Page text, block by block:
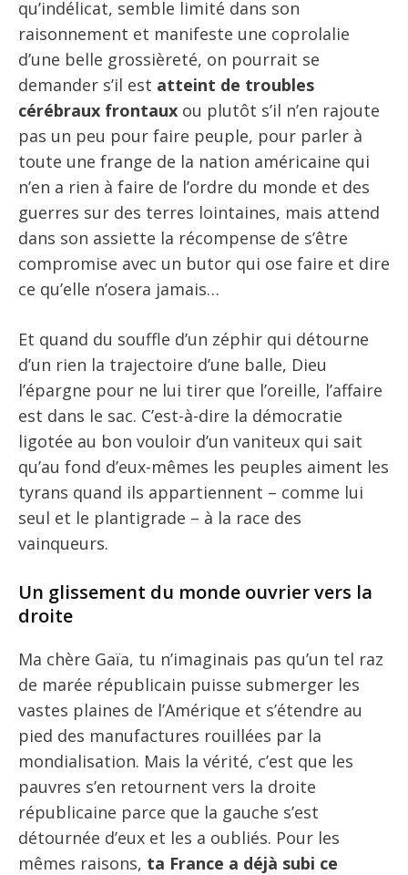
qu’indélicat, semble limité dans son
raisonnement et manifeste une coprolalie
d’une belle grossièreté, on pourrait se
demander s’il est atteint de troubles
cérébraux frontaux ou plutôt s’il n’en rajoute
pas un peu pour faire peuple, pour parler à
toute une frange de la nation américaine qui
n’en a rien à faire de l’ordre du monde et des
guerres sur des terres lointaines, mais attend
dans son assiette la récompense de s’être
compromise avec un butor qui ose faire et dire
ce qu’elle n’osera jamais…
Et quand du souffle d’un zéphir qui détourne
d’un rien la trajectoire d’une balle, Dieu
l’épargne pour ne lui tirer que l’oreille, l’affaire
est dans le sac. C’est-à-dire la démocratie
ligotée au bon vouloir d’un vaniteux qui sait
qu’au fond d’eux-mêmes les peuples aiment les
tyrans quand ils appartiennent – comme lui
seul et le plantigrade – à la race des
vainqueurs.
Un glissement du monde ouvrier vers la
droite
Ma chère Gaïa, tu n’imaginais pas qu’un tel raz
de marée républicain puisse submerger les
vastes plaines de l’Amérique et s’étendre au
pied des manufactures rouillées par la
mondialisation. Mais la vérité, c’est que les
pauvres s’en retournent vers la droite
républicaine parce que la gauche s’est
détournée d’eux et les a oubliés. Pour les
mêmes raisons, ta France a déjà subi ce